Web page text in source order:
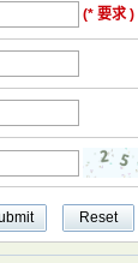
(* 要求 )